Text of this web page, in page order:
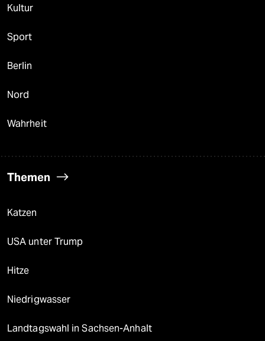
Kultur
Sport
Berlin
Nord
Wahrheit
Themen
Katzen
USA unter Trump
Hitze
Niedrigwasser
Landtagswahl in Sachsen-Anhalt